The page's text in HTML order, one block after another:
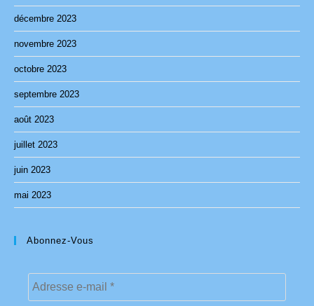
décembre 2023
novembre 2023
octobre 2023
septembre 2023
août 2023
juillet 2023
juin 2023
mai 2023
Abonnez-Vous